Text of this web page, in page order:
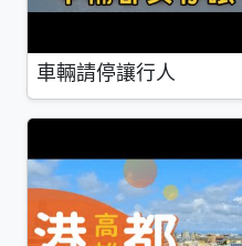
車輛請停讓行人